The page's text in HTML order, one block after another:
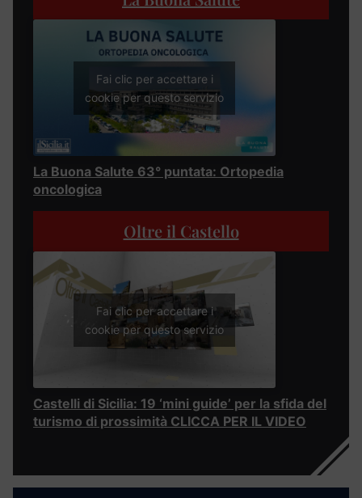
Fai clic per accettare i
cookie per questo servizio
La Buona Salute 63° puntata: Ortopedia
oncologica
Oltre il Castello
Fai clic per accettare i
cookie per questo servizio
Castelli di Sicilia: 19 ‘mini guide’ per la sfida del
turismo di prossimità CLICCA PER IL VIDEO